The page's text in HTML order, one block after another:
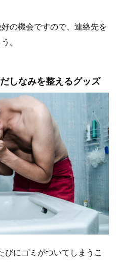
の機会ですので、連絡先を
。
なみを整えるグッズ
びにゴミがついてしまうこ